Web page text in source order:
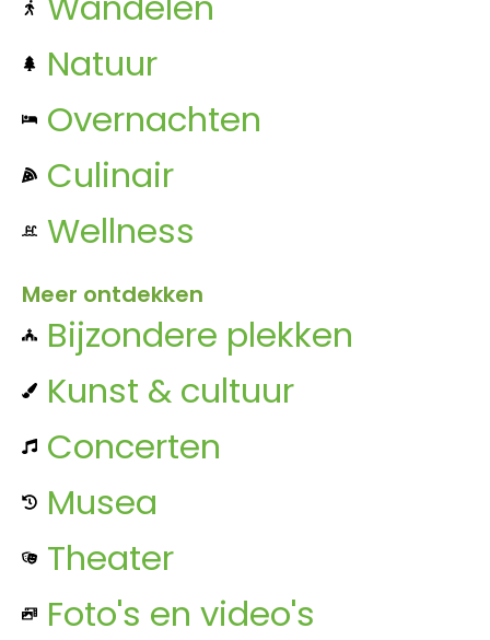
Natuur
Overnachten
Culinair
Wellness
Meer ontdekken
Bijzondere plekken
Kunst & cultuur
Concerten
Musea
Theater
Foto's en video's